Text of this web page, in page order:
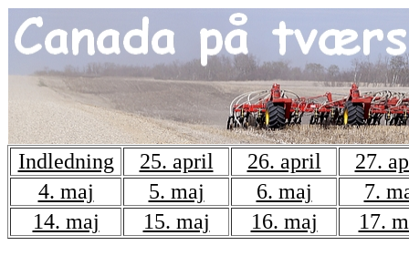
Indledning 25. april 26. april
27.
4. maj
5. maj 6. maj
7.
14. maj
15. maj 16. maj 17.